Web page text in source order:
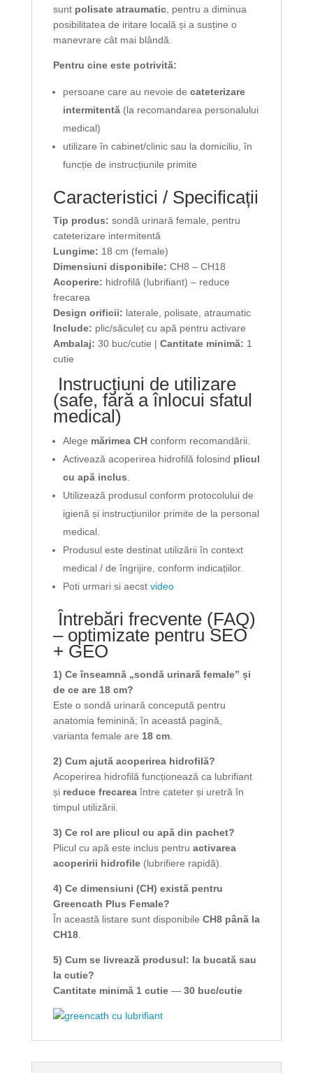
sunt polisate atraumatic, pentru a diminua
posibilitatea de iritare locală și a susține o
manevrare cât mai blândă.
Pentru cine este potrivită:
persoane care au nevoie de cateterizare
intermitentă(la recomandarea personalului
medical)
utilizare în cabinet/clinic sau la domiciliu, în
funcție de instrucțiunile primite
Caracteristici / Specificații
Tip produs: sondă urinară female, pentru
cateterizare intermitentă
Lungime: 18 cm (female)
Dimensiuni disponibile: CH8 – CH18
Acoperire: hidrofilă (lubrifiant) – reduce
frecarea
Design orificii: laterale, polisate, atraumatic
Include: plic/săculeț cu apă pentru activare
Ambalaj: 30 buc/cutie | Cantitate minimă: 1
cutie
Instrucțiuni de utilizare
(safe, fără a înlocui sfatul
medical)
Alege mărimea CHconform recomandării.
Activează acoperirea hidrofilă folosind plicul
cu apă inclus
Utilizează produsul conform protocolului de
igienă și instrucțiunilor primite de la personal
medical.
Produsul este destinat utilizării în context
medical / de îngrijire, conform indicațiilor.
Poti urmari si aecst video
Întrebări frecvente (FAQ)
– optimizate pentru SEO
+ GEO
1) Ce înseamnă „sondă urinară female” și
de ce are 18 cm?
Este o sondă urinară concepută pentru
anatomia feminină; în această pagină,
varianta female are 18 cm.
2) Cum ajută acoperirea hidrofilă?
Acoperirea hidrofilă funcționează ca lubrifiant
și reduce frecareaîntre cateter și uretră în
timpul utilizării.
3) Ce rol are plicul cu apă din pachet?
Plicul cu apă este inclus pentru activarea
acoperirii hidrofile(lubrifiere rapidă).
4) Ce dimensiuni (CH) există pentru
Greencath Plus Female?
În această listare sunt disponibile CH8 până la
CH18.
5) Cum se livrează produsul: la bucată sau
la cutie?
Cantitate minimă 1 cutie— 30 buc/cutie